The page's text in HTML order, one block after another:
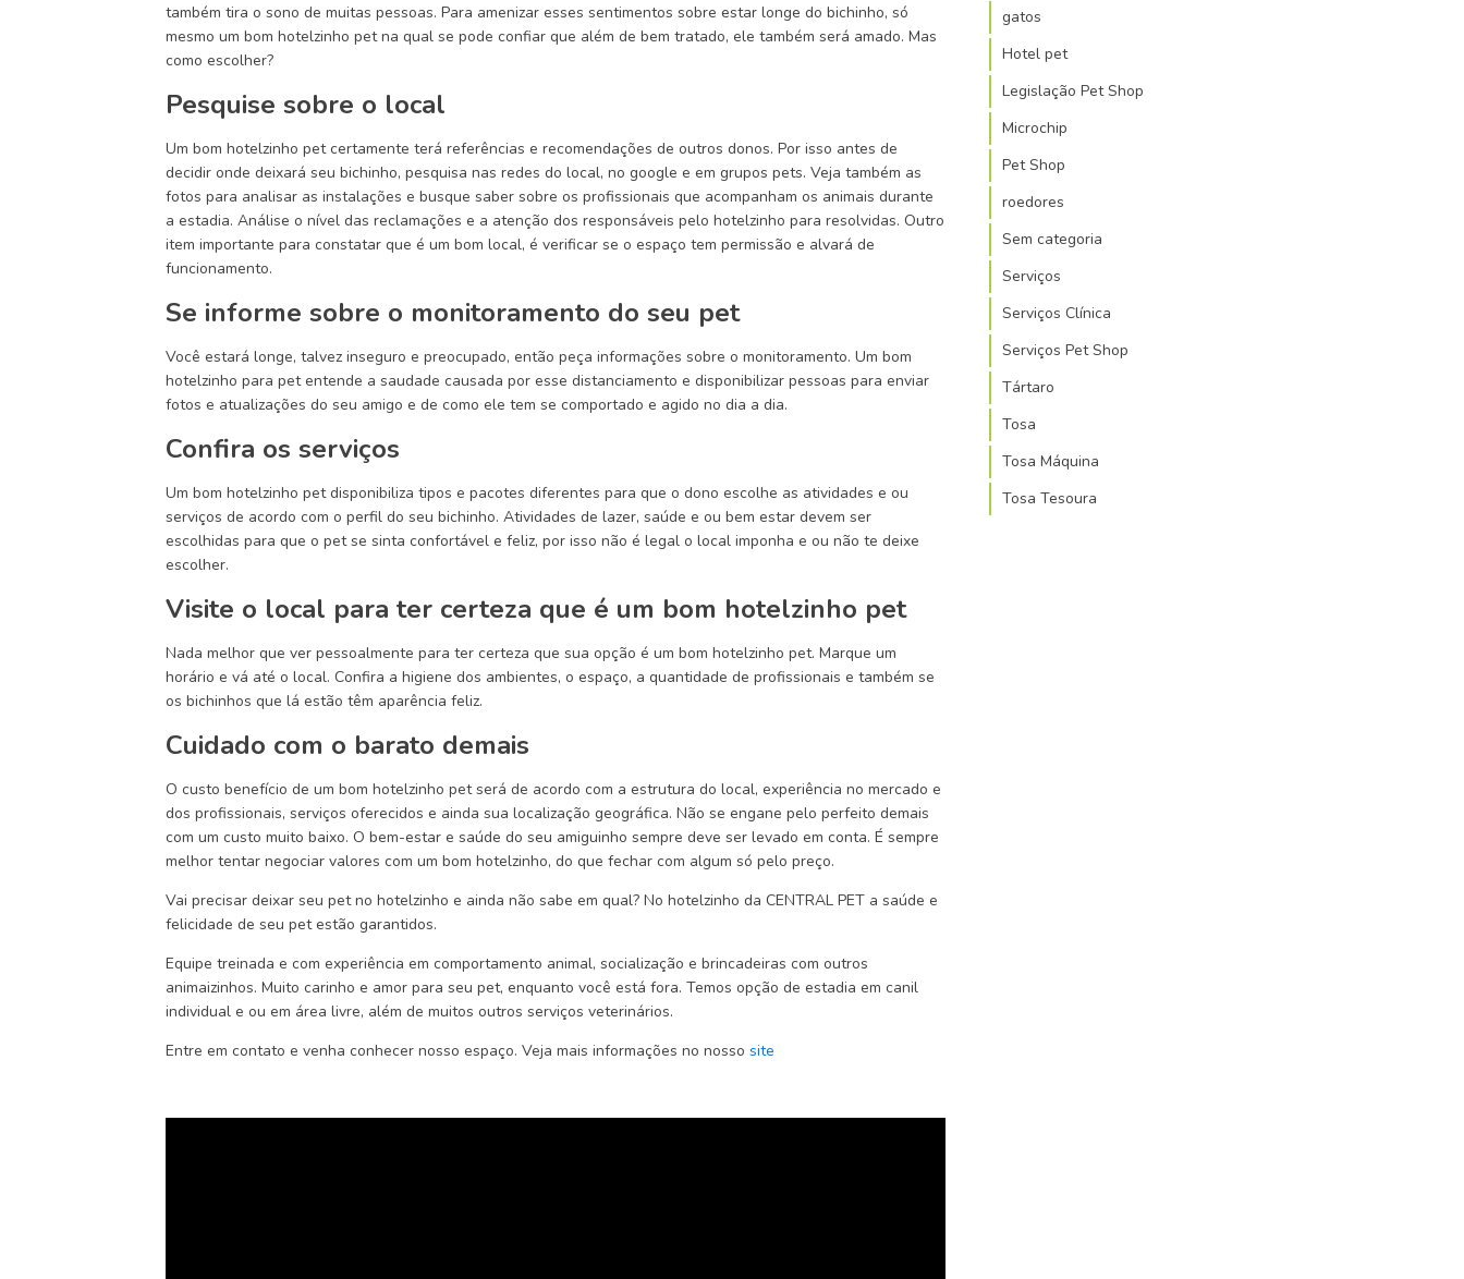
também tira o sono de muitas pessoas. Para amenizar esses sentimentos sobre estar longe do bichinho, só
mesmo um bom hotelzinho pet na qual se pode confiar que além de bem tratado, ele também será amado. Mas
como escolher?
Pesquise sobre o local
Um bom hotelzinho pet certamente terá referências e recomendações de outros donos. Por isso antes de
decidir onde deixará seu bichinho, pesquisa nas redes do local, no google e em grupos pets. Veja também as
fotos para analisar as instalações e busque saber sobre os profissionais que acompanham os animais durante
a estadia. Análise o nível das reclamações e a atenção dos responsáveis pelo hotelzinho para resolvidas. Outro
item importante para constatar que é um bom local, é verificar se o espaço tem permissão e alvará de
funcionamento.
Se informe sobre o monitoramento do seu pet
Você estará longe, talvez inseguro e preocupado, então peça informações sobre o monitoramento. Um bom
hotelzinho para pet entende a saudade causada por esse distanciamento e disponibilizar pessoas para enviar
fotos e atualizações do seu amigo e de como ele tem se comportado e agido no dia a dia.
Confira os serviços
Um bom hotelzinho pet disponibiliza tipos e pacotes diferentes para que o dono escolhe as atividades e ou
serviços de acordo com o perfil do seu bichinho. Atividades de lazer, saúde e ou bem estar devem ser
escolhidas para que o pet se sinta confortável e feliz, por isso não é legal o local imponha e ou não te deixe
escolher.
Visite o local para ter certeza que é um bom hotelzinho pet
Nada melhor que ver pessoalmente para ter certeza que sua opção é um bom hotelzinho pet. Marque um
horário e vá até o local. Confira a higiene dos ambientes, o espaço, a quantidade de profissionais e também se
os bichinhos que lá estão têm aparência feliz.
Cuidado com o barato demais
O custo benefício de um bom hotelzinho pet será de acordo com a estrutura do local, experiência no mercado e
dos profissionais, serviços oferecidos e ainda sua localização geográfica. Não se engane pelo perfeito demais
com um custo muito baixo. O bem-estar e saúde do seu amiguinho sempre deve ser levado em conta. É sempre
melhor tentar negociar valores com um bom hotelzinho, do que fechar com algum só pelo preço.
Vai precisar deixar seu pet no hotelzinho e ainda não sabe em qual? No hotelzinho da CENTRAL PET a saúde e
felicidade de seu pet estão garantidos.
Equipe treinada e com experiência em comportamento animal, socialização e brincadeiras com outros
animaizinhos. Muito carinho e amor para seu pet, enquanto você está fora. Temos opção de estadia em canil
individual e ou em área livre, além de muitos outros serviços veterinários.
Entre em contato e venha conhecer nosso espaço. Veja mais informações no nosso site
gatos
Hotel pet
Legislação Pet Shop
Microchip
Pet Shop
roedores
Sem categoria
Serviços
Serviços Clínica
Serviços Pet Shop
Tártaro
Tosa
Tosa Máquina
Tosa Tesoura